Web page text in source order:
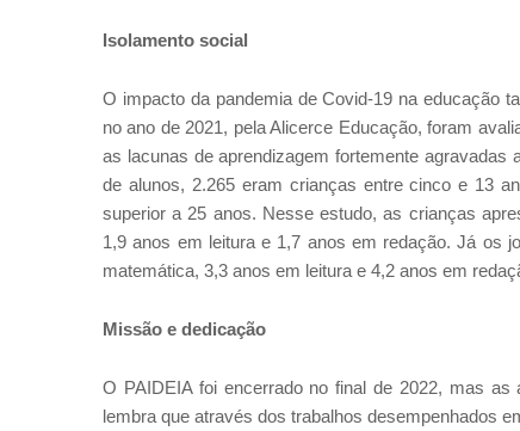
Isolamento social
O impacto da pandemia de Covid-19 na educação
no ano de 2021, pela Alicerce Educação, foram
as lacunas de aprendizagem fortemente agravadas
de alunos, 2.265 eram crianças entre cinco e 13
superior a 25 anos. Nesse estudo, as crianças
1,9 anos em leitura e 1,7 anos em redação. Já os
matemática, 3,3 anos em leitura e 4,2 anos em
Missão e dedicação
O PAIDEIA foi encerrado no final de 2022, mas
lembra que através dos trabalhos desempenhados